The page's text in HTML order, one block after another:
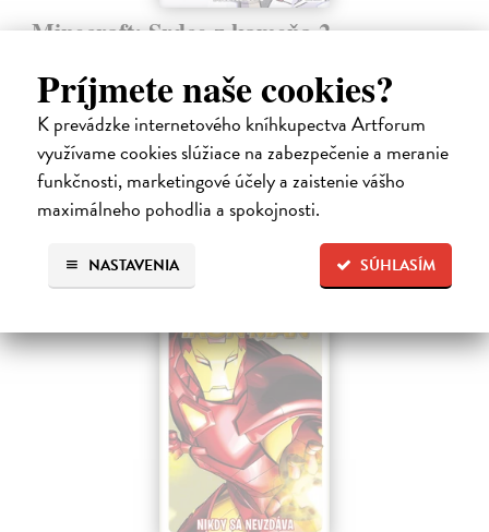
Príjmete naše cookies?
K prevádzke internetového kníhkupectva Artforum
využívame cookies slúžiace na zabezpečenie a meranie
funkčnosti, marketingové účely a zaistenie vášho
maximálneho pohodlia a spokojnosti.
SÚHLASÍM
NASTAVENIA
Minecraft: Srdce z kameňa 2
Druhé pokračovanie napínavého dobrodružstva zo sveta Minecraftu.
Samotársky farmár Cobb sa chce len starať o svoju úrodu, zbierať
suroviny a mať pokoj.
Na sklade ?
9,45 €